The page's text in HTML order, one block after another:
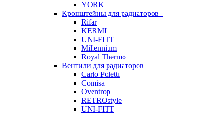
YORK
Кронштейны для радиаторов
Rifar
KERMI
UNI-FITT
Millennium
Royal Thermo
Вентили для радиаторов
Carlo Poletti
Comisa
Oventrop
RETROstyle
UNI-FITT